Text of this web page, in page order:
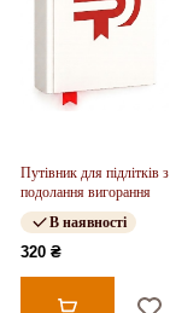
Путівник для підлітків з
подолання вигорання
В наявності
320 ₴